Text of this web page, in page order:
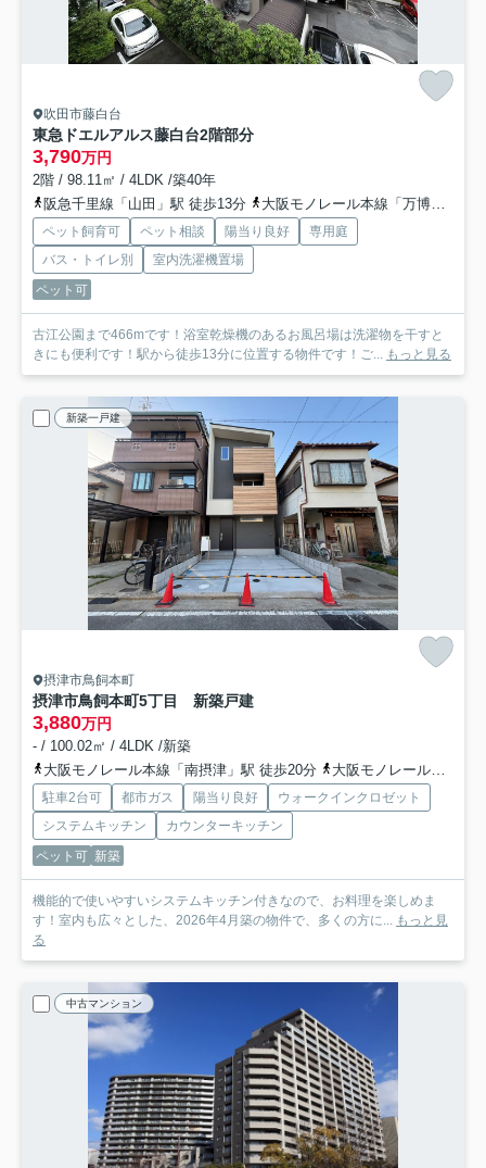
吹田市藤白台
東急ドエルアルス藤白台2階部分
3,790万円
2階 / 98.11㎡ / 4LDK /築40年
阪急千里線「山田」駅 徒歩13分
大阪モノレール本線「万博記念公園」駅 徒歩24分
ペット飼育可 ペット相談 陽当り良好
専用庭
バス・トイレ別
室内洗濯機置場
ペット可
古江公園まで466mです！浴室乾燥機のあるお風呂場は洗濯物を干すと
きにも便利です！駅から徒歩13分に位置する物件です！ご... もっと見る
新築一戸建
摂津市鳥飼本町
摂津市鳥飼本町5丁目 新築戸建
3,880万円
- / 100.02㎡ / 4LDK /新築
大阪モノレール本線「南摂津」駅 徒歩20分
大阪モノレール本線「摂津」駅 徒歩33分
駐車2台可 都市ガス 陽当り良好
ウォークインクロゼット
システムキッチン
カウンターキッチン
ペット可 新築
機能的で使いやすいシステムキッチン付きなので、お料理を楽しめま
す！室内も広々とした、2026年4月築の物件で、多くの方に... もっと見
る
中古マンション